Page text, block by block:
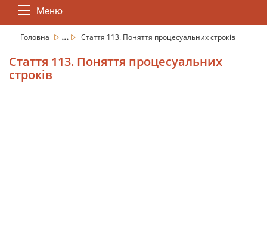
Меню
Головна ... Стаття 113. Поняття процесуальних строків
Стаття 113. Поняття процесуальних
строків